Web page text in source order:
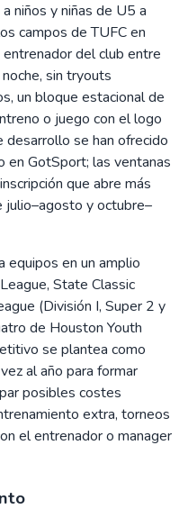
niños y niñas de U5 a
campos de TUFC en
del club entre
sin tryouts
un bloque estacional de
o juego con el logo
desarrollo se han ofrecido
en GotSport; las ventanas
que abre más
julio–agosto y octubre–
equipos en un amplio
State Classic
(División I, Super 2 y
de Houston Youth
se plantea como
al año para formar
posibles costes
extra, torneos
el entrenador o manager